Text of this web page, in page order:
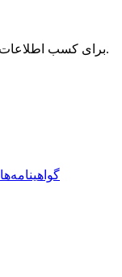
برای کسب اطلاعات بیشتر ما را در شبکه‌های اجتماعی دنبال کنید.